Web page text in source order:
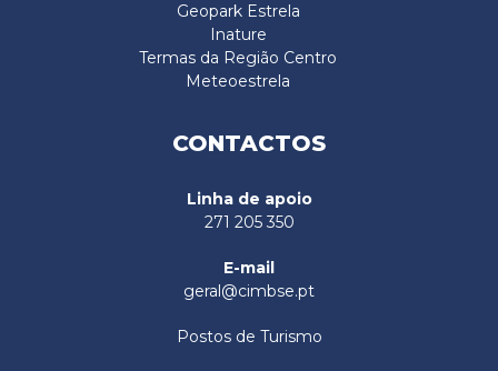
Geopark Estrela
Inature
Termas da Região Centro
Meteoestrela
CONTACTOS
Linha de apoio
271 205 350
E-mail
geral@cimbse.pt
Postos de Turismo